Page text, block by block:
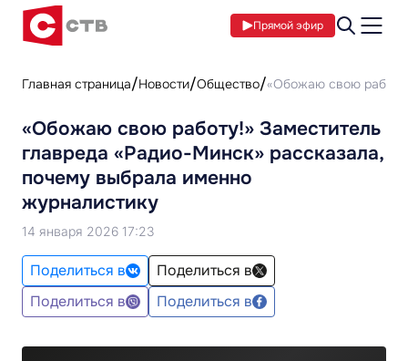
Прямой эфир
Главная страница Новости Общество «Обожаю свою
«Обожаю свою работу!» Заместитель
главреда «Радио-Минск» рассказала,
почему выбрала именно
журналистику
14 января 2026 17:23
Поделиться в
Поделиться в
Поделиться в
Поделиться в